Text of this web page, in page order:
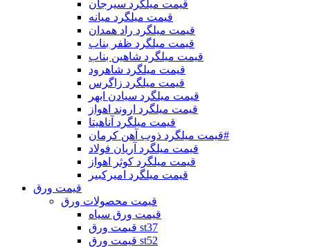
قیمت میلگرد سیرجان
قیمت میلگرد میانه
قیمت میلگرد راد همدان
قیمت میلگرد ظفر بناب
قیمت میلگرد شاهین بناب
قیمت میلگرد شاهرود
قیمت میلگرد زاگرس
قیمت میلگرد سیادن ابهر
قیمت میلگرد اروند اهواز
قیمت میلگرد آناهیتا
قیمت میلگرد ذوب آهن کرمان#
قیمت میلگرد آریان فولاد
قیمت میلگرد کوثر اهواز
قیمت میلگرد امیرکبیر
قیمت ورق
قیمت محصولات ورق
قیمت ورق سیاه
قیمت ورق st37
قیمت ورق st52